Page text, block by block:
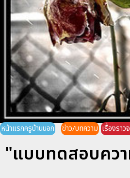
หน้าแรกครูบ้านนอก ข่าว/บทความ เรื่องราว
"แบบทดสอบควา